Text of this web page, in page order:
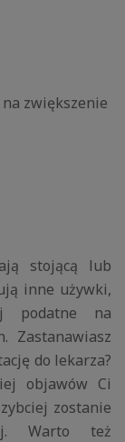
zwiększenie
stojącą lub
inne używki,
podatne na
Zastanawiasz
do lekarza?
objawów Ci
zostanie
Warto też